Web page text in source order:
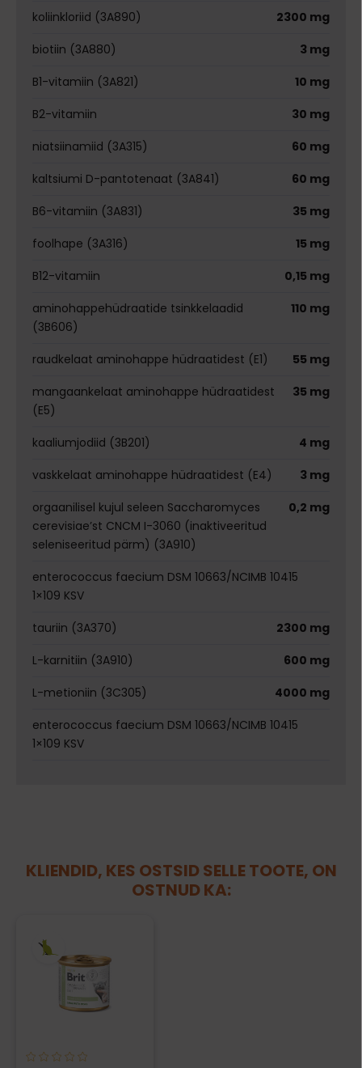
koliinkloriid (3A890)
2300 mg
biotiin (3A880)
3 mg
B1-vitamiin (3A821)
10 mg
B2-vitamiin
30 mg
niatsiinamiid (3A315)
60 mg
kaltsiumi D-pantotenaat (3A841)
60 mg
B6-vitamiin (3A831)
35 mg
foolhape (3A316)
15 mg
B12-vitamiin
0,15 mg
aminohappehüdraatide tsinkkelaadid
(3B606)
110 mg
raudkelaat aminohappe hüdraatidest (E1)
55 mg
mangaankelaat aminohappe hüdraatidest
(E5)
35 mg
kaaliumjodiid (3B201)
4 mg
vaskkelaat aminohappe hüdraatidest (E4)
3 mg
orgaanilisel kujul seleen Saccharomyces
cerevisiae’st CNCM I-3060 (inaktiveeritud
seleniseeritud pärm) (3A910)
0,2 mg
enterococcus faecium DSM 10663/NCIMB 10415
1×109 KSV
tauriin (3A370)
2300 mg
L-karnitiin (3A910)
600 mg
L-metioniin (3C305)
4000 mg
enterococcus faecium DSM 10663/NCIMB 10415
1×109 KSV
KLIENDID, KES OSTSID SELLE TOOTE, ON
OSTNUD KA: